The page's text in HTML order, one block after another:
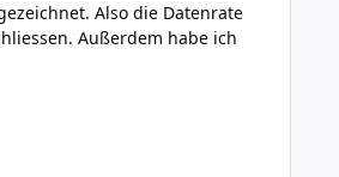
Also die Datenrate
Außerdem habe ich